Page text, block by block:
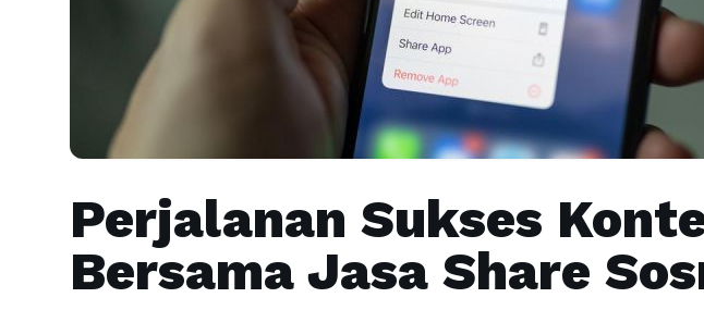
Perjalanan Sukses
Bersama Jasa Share